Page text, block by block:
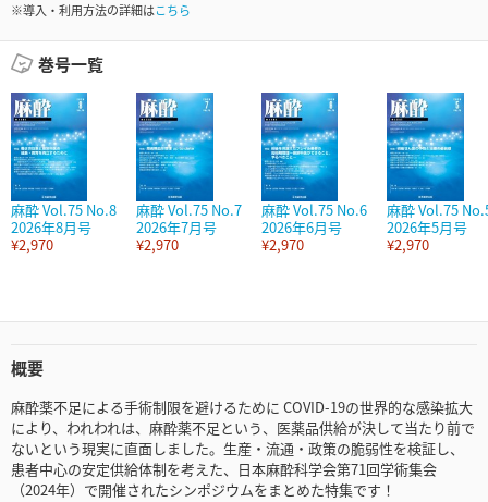
※導入・利用方法の詳細はこちら
巻号一覧
麻酔 Vol.75 No.8
2026年8月号
¥2,970
麻酔 Vol.75 No.7
2026年7月号
¥2,970
麻酔 Vol.75 No.6
2026年6月号
¥2,970
麻酔 Vol.75
2026年5月号
¥2,970
概要
麻酔薬不足による手術制限を避けるために COVID-19の世界的な感染拡大
により、われわれは、麻酔薬不足という、医薬品供給が決して当たり前で
ないという現実に直面しました。生産・流通・政策の脆弱性を検証し、
患者中心の安定供給体制を考えた、日本麻酔科学会第71回学術集会
（2024年）で開催されたシンポジウムをまとめた特集です！